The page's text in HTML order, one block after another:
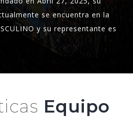
se encuentra en la
y su representante es
Equipo